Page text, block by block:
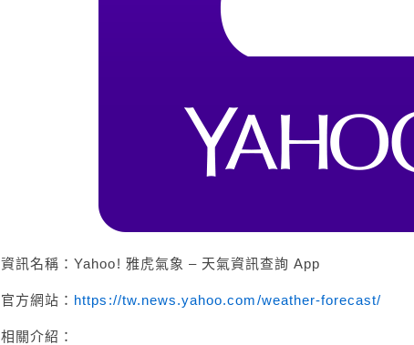
資訊名稱：Yahoo! 雅虎氣象 – 天氣資訊查詢 App
官方網站： https://tw.news.yahoo.com/weather-forecast/
相關介紹：